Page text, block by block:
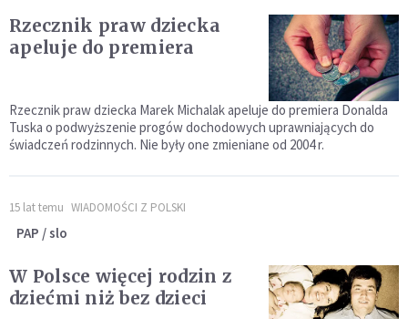
Rzecznik praw dziecka
apeluje do premiera
Rzecznik praw dziecka Marek Michalak apeluje do premiera Donalda
Tuska o podwyższenie progów dochodowych uprawniających do
świadczeń rodzinnych. Nie były one zmieniane od 2004 r.
15 lat temu WIADOMOŚCI Z POLSKI
PAP / slo
W Polsce więcej rodzin z
dziećmi niż bez dzieci